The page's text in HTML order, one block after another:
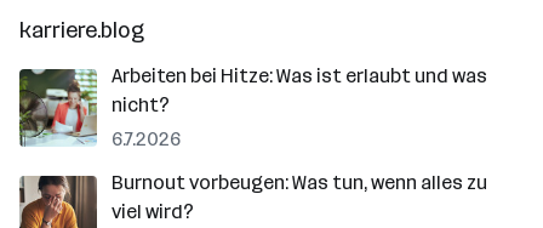
karriere.blog
Arbeiten bei Hitze: Was ist erlaubt und was
nicht?
6.7.2026
Burnout vorbeugen: Was tun, wenn alles zu
viel wird?